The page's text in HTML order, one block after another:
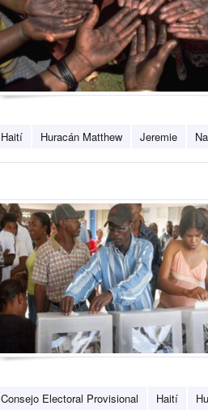
Haití Huracán Matthew Jeremie
Consejo Electoral Provisional Haití